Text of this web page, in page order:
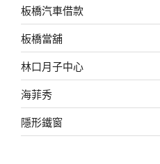
板橋汽車借款
板橋當舖
林口月子中心
海菲秀
隱形鐵窗